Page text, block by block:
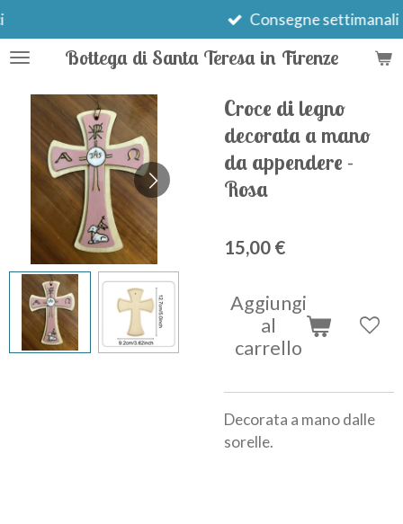
al
contenutoBottega di Santa Teresa in Firenze
Consegne settimanali
Croce di legno
decorata a mano
da appendere -
Rosa
15,00 €
Aggiungi
al
carrello
Decorata a mano dalle
sorelle.